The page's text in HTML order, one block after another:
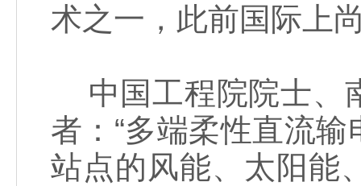
术之一，此前国际上
中国工程院院士、
者：“多端柔性直流
站点的风能、太阳能